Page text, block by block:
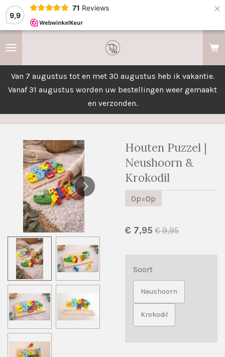
9,9
71 Reviews ×
Van 7 augustus tot en met 30 augustus heb ik vakantie.
Vanaf 31 augustus worden uw bestellingen weer gemaakt
en verzonden.
Houten Puzzel |
Neushoorn &
Krokodil
Op=Op
€ 7,95 € 9,95
Soort
Neushoorn
Krokodil